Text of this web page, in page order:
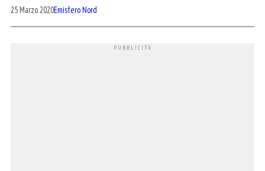
25 Marzo 2020Emisfero Nord